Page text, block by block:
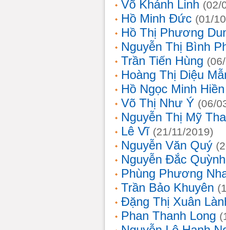
Võ Khánh Linh (02/
Hồ Minh Đức (01/
Hồ Thị Phương
Nguyễn Thị Bình
Trần Tiến Hùng
Hoàng Thị Diệu
Hồ Ngọc Minh Hiền
Võ Thị Như Ý (06/
Nguyễn Thị Mỹ
Lê Vĩ (21/11/2019)
Nguyễn Văn Quý
Nguyễn Đắc
Phùng Phương
Trần Bảo Khuyên
Đặng Thị Xuân
Phan Thanh Long